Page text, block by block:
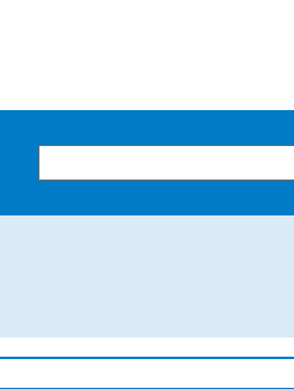
Zoeken